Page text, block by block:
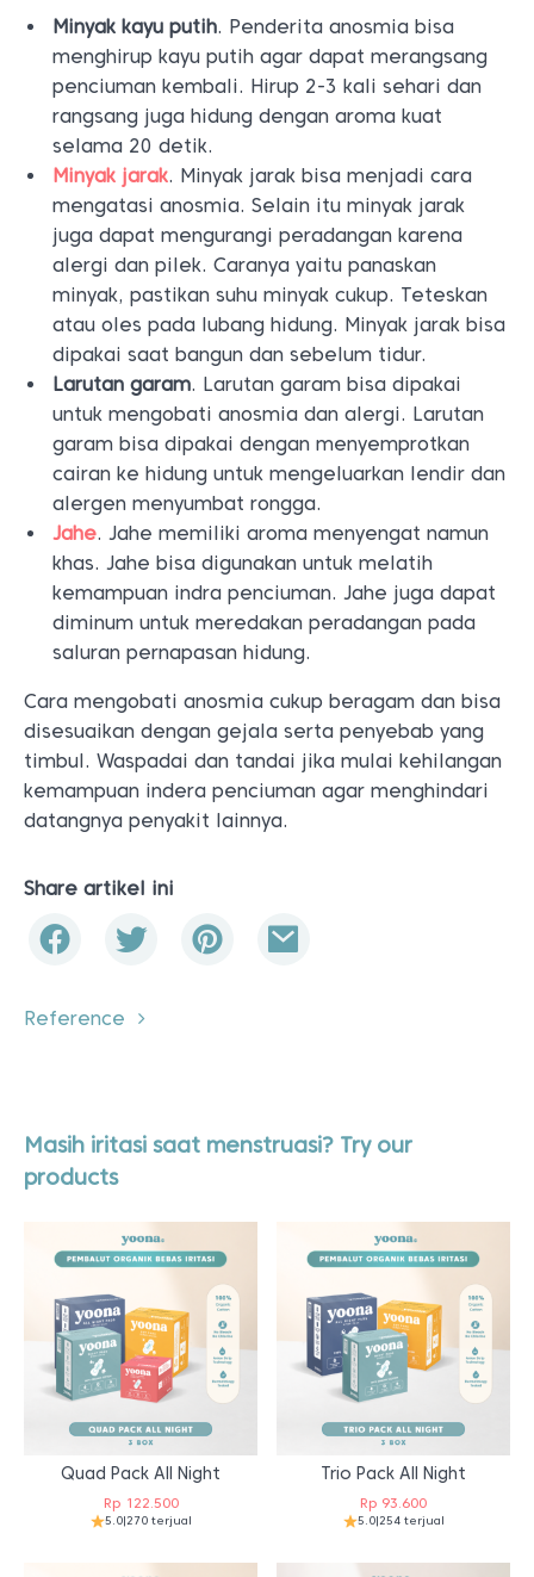
Minyak kayu putih. Penderita anosmia bisa
menghirup kayu putih agar dapat merangsang
penciuman kembali. Hirup 2-3 kali sehari dan
rangsang juga hidung dengan aroma kuat
selama 20 detik.
Minyak jarak. Minyak jarak bisa menjadi cara
mengatasi anosmia. Selain itu minyak jarak
juga dapat mengurangi peradangan karena
alergi dan pilek. Caranya yaitu panaskan
minyak, pastikan suhu minyak cukup. Teteskan
atau oles pada lubang hidung. Minyak jarak bisa
dipakai saat bangun dan sebelum tidur.
Larutan garam. Larutan garam bisa dipakai
untuk mengobati anosmia dan alergi. Larutan
garam bisa dipakai dengan menyemprotkan
cairan ke hidung untuk mengeluarkan lendir dan
alergen menyumbat rongga.
Jahe. Jahe memiliki aroma menyengat namun
khas. Jahe bisa digunakan untuk melatih
kemampuan indra penciuman. Jahe juga dapat
diminum untuk meredakan peradangan pada
saluran pernapasan hidung.
Cara mengobati anosmia cukup beragam dan bisa
disesuaikan dengan gejala serta penyebab yang
timbul. Waspadai dan tandai jika mulai kehilangan
kemampuan indera penciuman agar menghindari
datangnya penyakit lainnya.
Share artikel ini
Reference
Masih iritasi saat menstruasi? Try our
products
Quad Pack All Night
Rp122.500
5.0|270 terjual
Trio Pack All Night
Rp 93.600
5.0|254 terjual